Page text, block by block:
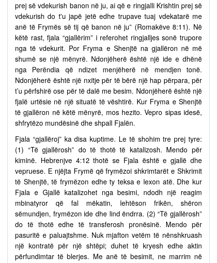
prej së vdekurish banon në ju, ai që e ringjalli Krishtin prej së
vdekurish do t'u japë jetë edhe trupave tuaj vdekatarë me
anë të Frymës së tij që banon në ju” (Romakëve 8:11). Në
këtë rast, fjala “gjallërim” i referohet ringjalljes sonë trupore
nga të vdekurit. Por Fryma e Shenjtë na gjallëron në më
shumë se një mënyrë. Ndonjëherë është një ide e dhënë
nga Perëndia që ndizet menjëherë në mendjen tonë.
Ndonjëherë është një nxitje për të bërë një hap përpara, për
t’u përfshirë ose për të dalë me besim. Ndonjëherë është një
fjalë urtësie në një situatë të vështirë. Kur Fryma e Shenjtë
të gjallëron në këtë mënyrë, mos hezito. Vepro sipas idesë,
shfrytëzo mundësinë dhe shpall Fjalën.
Fjala “gjallëroj” ka disa kuptime. Le të shohim tre prej tyre:
(1) “Të gjallërosh” do të thotë të katalizosh. Mendo për
kiminë. Hebrenjve 4:12 thotë se Fjala është e gjallë dhe
vepruese. E njëjta Frymë që frymëzoi shkrimtarët e Shkrimit
të Shenjtë, të frymëzon edhe ty teksa e lexon atë. Dhe kur
Fjala e Gjallë katalizohet nga besimi, ndodh një reagim
mbinatyror që fal mëkatin, lehtëson frikën, shëron
sëmundjen, frymëzon ide dhe lind ëndrra. (2) “Të gjallërosh”
do të thotë edhe të transferosh pronësinë. Mendo për
pasuritë e paluajtshme. Nuk mjafton vetëm të nënshkruash
një kontratë për një shtëpi; duhet të kryesh edhe aktin
përfundimtar të blerjes. Me anë të besimit, ne marrim në